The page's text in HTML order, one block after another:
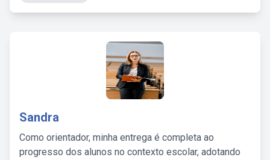
Sandra
Como orientador, minha entrega é completa ao
progresso dos alunos no contexto escolar, adotando